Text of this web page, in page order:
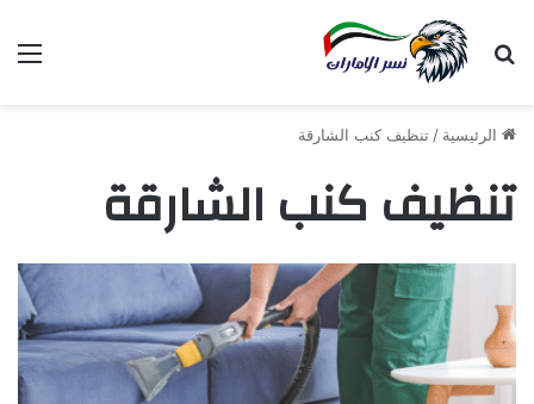
بحث عن
الرئيسية / تنظيف كنب الشارقة
تنظيف كنب الشارقة